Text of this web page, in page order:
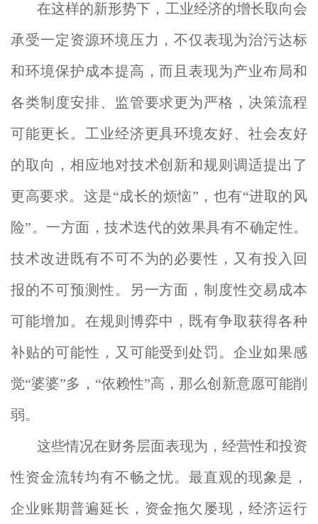
在这样的新形势下，工业经济的增长取向会
承受一定资源环境压力，不仅表现为治污达标
和环境保护成本提高，而且表现为产业布局和
各类制度安排、监管要求更为严格，决策流程
可能更长。工业经济更具环境友好、社会友好
的取向，相应地对技术创新和规则调适提出了
更高要求。这是“成长的烦恼”，也有“进取的风
险”。一方面，技术迭代的效果具有不确定性。
技术改进既有不可不为的必要性，又有投入回
报的不可预测性。另一方面，制度性交易成本
可能增加。在规则博弈中，既有争取获得各种
补贴的可能性，又可能受到处罚。企业如果感
觉“婆婆”多，“依赖性”高，那么创新意愿可能削
弱。
这些情况在财务层面表现为，经营性和投资
性资金流转均有不畅之忧。最直观的现象是，
企业账期普遍延长，资金拖欠屡现，经济运行